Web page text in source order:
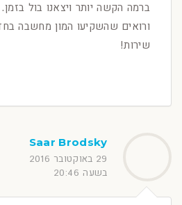
ברמה הקשה יותר ויצאנו בול
ורואים שהשקיעו המון מחשבה
שירות!
Saar Brodsky
29 באוקטובר 2016
בשעה 20:46